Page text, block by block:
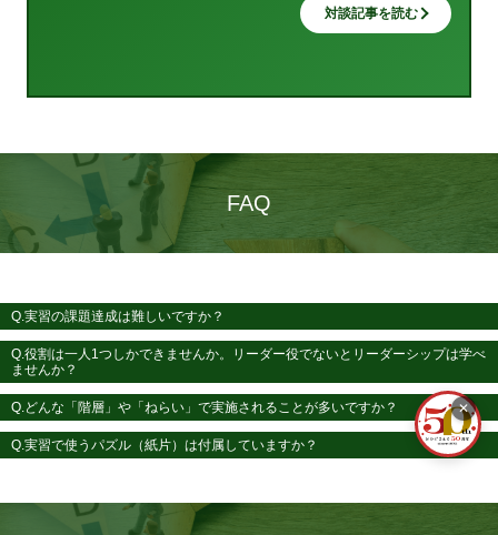
対談記事を読む
FAQ
Q.実習の課題達成は難しいですか？
Q.役割は一人1つしかできませんか。リーダー役でないとリーダーシップは学べ
ませんか？
Q.どんな「階層」や「ねらい」で実施されることが多いですか？
Q.実習で使うパズル（紙片）は付属していますか？
✕